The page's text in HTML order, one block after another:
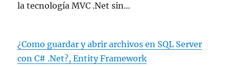
la tecnología MVC .Net sin…
¿Como guardar y abrir archivos en SQL Server
con C# .Net?, Entity Framework